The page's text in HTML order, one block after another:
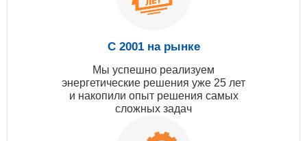
С 2001 на рынке
Мы успешно реализуем
энергетические решения уже 25 лет
и накопили опыт решения самых
сложных задач